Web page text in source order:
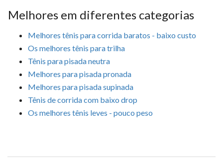
Melhores em diferentes categorias
Melhores tênis para corrida baratos - baixo custo
Os melhores tênis para trilha
Tênis para pisada neutra
Melhores para pisada pronada
Melhores para pisada supinada
Tênis de corrida com baixo drop
Os melhores tênis leves - pouco peso